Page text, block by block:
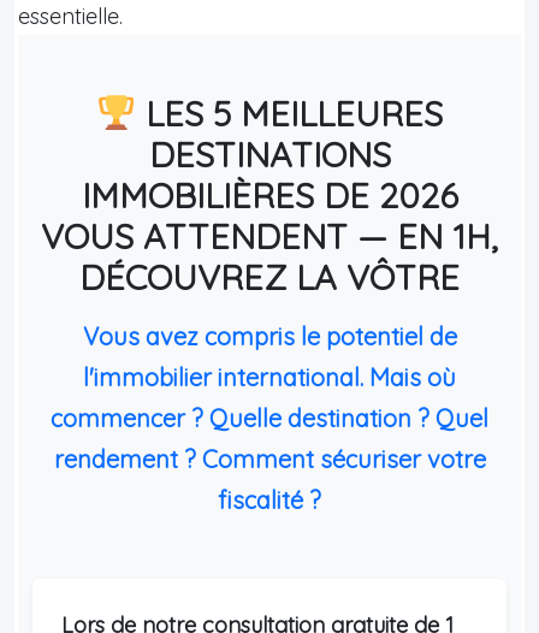
essentielle.
LES 5 MEILLEURES
DESTINATIONS
IMMOBILIÈRES DE 2026
VOUS ATTENDENT — EN 1H,
DÉCOUVREZ LA VÔTRE
Vous avez compris le potentiel de
l'immobilier international. Mais où
commencer ? Quelle destination ? Quel
rendement ? Comment sécuriser votre
fiscalité ?
Lors de notre consultation gratuite de 1